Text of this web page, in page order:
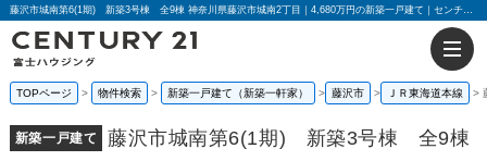
藤沢市城南第6(1期) 新築3号棟 全9棟 神奈川県藤沢市城南2丁目｜4,680万円の新築一戸建て｜センチュリー21富士ハウジング
TOPページ 物件検索 新築一戸建て（新築一軒家） 藤沢市 ＪＲ東海道本線
新築一戸建て 藤沢市城南第6(1期) 新築3号棟 全9棟